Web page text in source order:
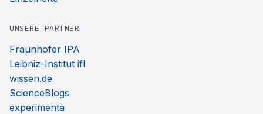
UNSERE PARTNER
Fraunhofer IPA
Leibniz-Institut ifl
wissen.de
ScienceBlogs
experimenta